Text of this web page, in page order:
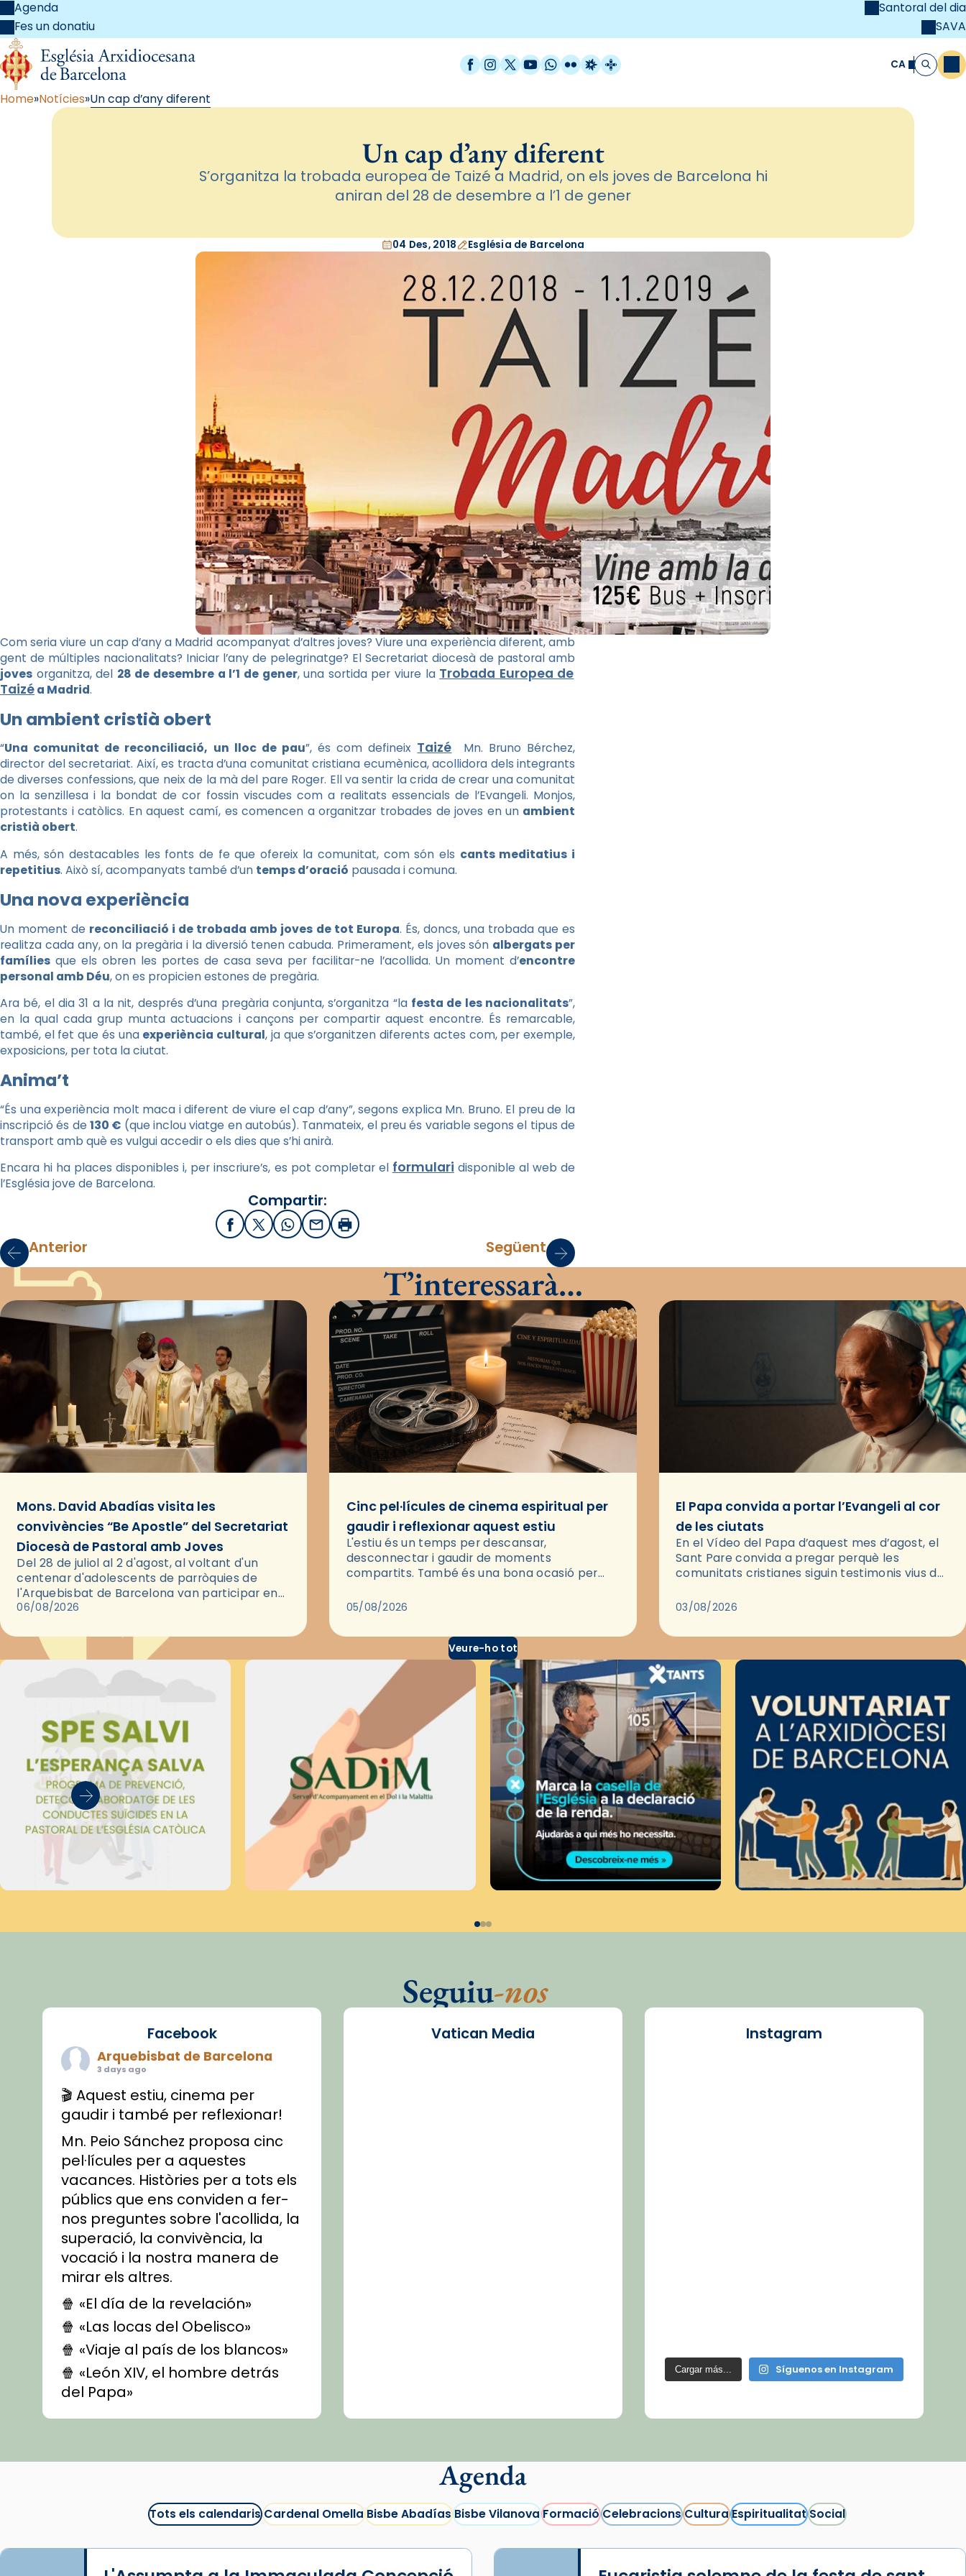
Agenda
Fes un donatiu
Santoral del dia
SAVA
Facebook
Instagram
X / Twitter
YouTube
WhatsApp
FlickrRadio Estel
Catalunya Cristiana CA Cerca
Home Notícies Un cap d’any diferent
Un cap d’any diferent
S’organitza la trobada europea de Taizé a Madrid, on els joves de Barcelona hi
aniran del 28 de desembre a l’1 de gener
04 Des, 2018 Església de Barcelona
Com seria viure un cap d’any a Madrid acompanyat d’altres joves? Viure una experiència diferent, amb
gent de múltiples nacionalitats? Iniciar l’any de pelegrinatge? El Secretariat diocesà de pastoral amb
joves organitza, del 28 de desembre a l’1 de gener, una sortida per viure la Trobada Europea de
Taizéa Madrid.
Un ambient cristià obert
“Una comunitat de reconciliació, un lloc de pau”, és com defineix Taizé Mn. Bruno Bérchez,
director del secretariat. Així, es tracta d’una comunitat cristiana ecumènica, acollidora dels integrants
de diverses confessions, que neix de la mà del pare Roger. Ell va sentir la crida de crear una comunitat
on la senzillesa i la bondat de cor fossin viscudes com a realitats essencials de l’Evangeli. Monjos,
protestants i catòlics. En aquest camí, es comencen a organitzar trobades de joves en un ambient
cristià obert.
A més, són destacables les fonts de fe que ofereix la comunitat, com són els cants meditatius i
repetitius. Això sí, acompanyats també d’un temps d’oració pausada i comuna.
Una nova experiència
Un moment de reconciliació i de trobada amb joves de tot Europa. És, doncs, una trobada que es
realitza cada any, on la pregària i la diversió tenen cabuda. Primerament, els joves són albergats per
famílies que els obren les portes de casa seva per facilitar-ne l’acollida. Un moment d’encontre
personal amb Déu, on es propicien estones de pregària.
Ara bé, el dia 31 a la nit, després d’una pregària conjunta, s’organitza “la festa de les nacionalitats”,
en la qual cada grup munta actuacions i cançons per compartir aquest encontre. És remarcable,
també, el fet que és una experiència cultural, ja que s’organitzen diferents actes com, per exemple,
exposicions, per tota la ciutat.
Anima’t
“És una experiència molt maca i diferent de viure el cap d’any”, segons explica Mn. Bruno. El preu de la
inscripció és de 130 € (que inclou viatge en autobús). Tanmateix, el preu és variable segons el tipus de
transport amb què es vulgui accedir o els dies que s’hi anirà.
Encara hi ha places disponibles i, per inscriure’s, es pot completar el formulari disponible al web de
l’Església jove de Barcelona.
Compartir:
FacebookX / Twitter
WhatsApp
EmailImprimir
Anterior Següent
T’interessarà…
Mons. David Abadías visita les
convivències “Be Apostle” del Secretariat
Diocesà de Pastoral amb Joves
Del 28 de juliol al 2 d'agost, al voltant d'un
centenar d'adolescents de parròquies de
l'Arquebisbat de Barcelona van participar en
les convivències Be Apostle, organitzades pel
06/08/2026
Cinc pel·lícules de cinema espiritual per
gaudir i reflexionar aquest estiu
L'estiu és un temps per descansar,
desconnectar i gaudir de moments
compartits. També és una bona ocasió per
través del cinema, reflexionar sobre les…
05/08/2026
El Papa convida a portar l’Evangeli al cor
de les ciutats
En el Vídeo del Papa d’aquest mes d’agost, el
Sant Pare convida a pregar perquè les
comunitats cristianes siguin testimonis vius de
pregària, el…
03/08/2026
Veure-ho tot
Seguiu-nos
Facebook
Arquebisbat de Barcelona
3 days ago
🎬 Aquest estiu, cinema per
gaudir i també per reflexionar!
Mn. Peio Sánchez proposa cinc
pel·lícules per a aquestes
vacances. Històries per a tots els
públics que ens conviden a fer-
nos preguntes sobre l'acollida, la
superació, la convivència, la
vocació i la nostra manera de
mirar els altres.
🍿 «El día de la revelación»
🍿 «Las locas del Obelisco»
🍿 «Viaje al país de los blancos»
🍿 «León XIV, el hombre detrás
del Papa»
🍿 «Las ovejas detectives»
recomanacions i prepara una
#CinemaEspiritualitual
@cinemaspiritcat
Imatge: Generada amb IA
(OpenAI)
Vatican Media Instagram
Cargar más... Síguenos en Instagram
Agenda
Tots els calendarisCardenal OmellaBisbe AbadíasBisbe VilanovaFormacióCelebracionsCulturaEspiritualitatSocial